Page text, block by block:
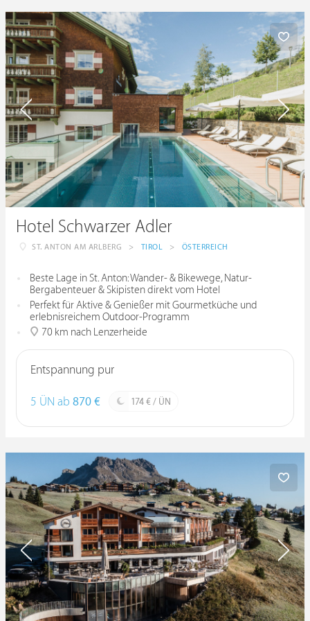
Hotel Schwarzer Adler
ST. ANTON AM ARLBERG > TIROL > ÖSTERREICH
Beste Lage in St. Anton: Wander- & Bikewege, Natur-
Bergabenteuer & Skipisten direkt vom Hotel
Perfekt für Aktive & Genießer mit Gourmetküche und
erlebnisreichem Outdoor-Programm
70 km nach Lenzerheide
Entspannung pur
5 ÜN ab 870 € 174 € / ÜN